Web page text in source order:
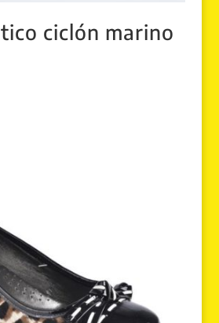
ciclón marino